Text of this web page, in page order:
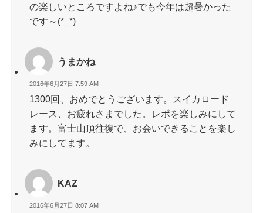
の楽しいところですよね♪でも今年は超暑かった
です～(*_*)
うまかね
2016年6月27日 7:59 AM
1300回、おめでとうございます。スイカロード
レース、お疲れさまでした。レポを楽しみにして
ます。富士山頂往復で、お会いできることを楽し
みにしてます。
KAZ
2016年6月27日 8:07 AM